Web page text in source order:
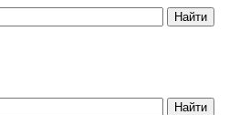
Найти
Найти